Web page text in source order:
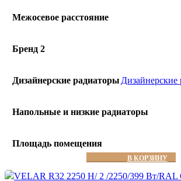
Межосевое расстояние
Бренд 2
Дизайнерские радиаторы Дизайнерские
Напольные и низкие радиаторы
Площадь помещения
В КОРЗИНУ